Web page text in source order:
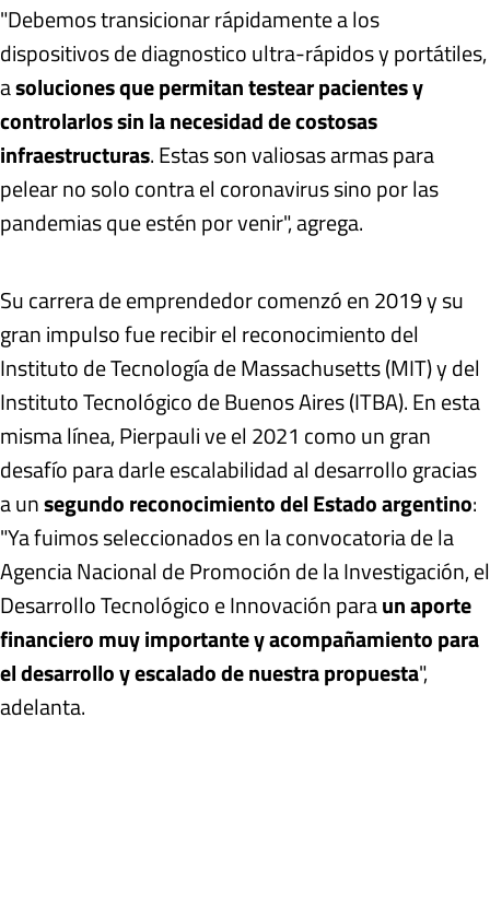
"Debemos transicionar rápidamente a los
dispositivos de diagnostico ultra-rápidos y portátiles,
asoluciones que permitan testear pacientes y
controlarlos sin la necesidad de costosas
infraestructuras. Estas son valiosas armas para
pelear no solo contra el coronavirus sino por las
pandemias que estén por venir", agrega.
Su carrera de emprendedor comenzó en 2019 y su
gran impulso fue recibir el reconocimiento del
Instituto de Tecnología de Massachusetts (MIT) y del
Instituto Tecnológico de Buenos Aires (ITBA). En esta
misma línea, Pierpauli ve el 2021 como un gran
desafío para darle escalabilidad al desarrollo gracias
a unsegundo reconocimiento del Estado argentino:
"Ya fuimos seleccionados en la convocatoria de la
Agencia Nacional de Promoción de la Investigación, el
Desarrollo Tecnológico e Innovación paraun aporte
financiero muy importante y acompañamiento para
el desarrollo y escalado de nuestra propuesta",
adelanta.